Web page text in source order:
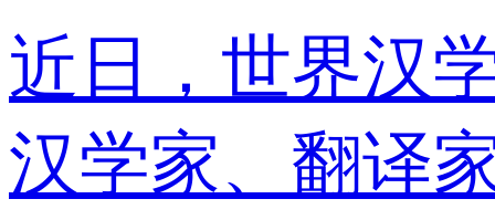
近日，世界汉
汉学家、翻译